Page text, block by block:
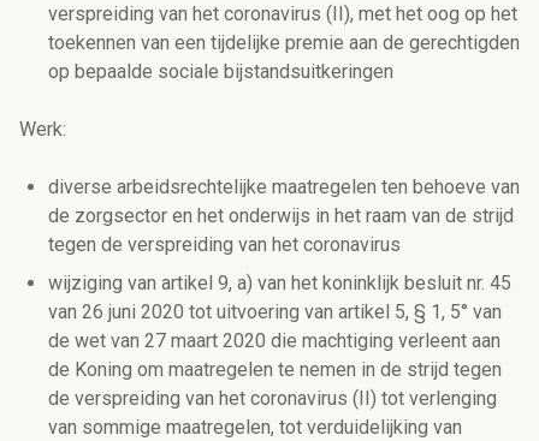
verspreiding van het coronavirus (II), met het oog op het
toekennen van een tijdelijke premie aan de gerechtigden
op bepaalde sociale bijstandsuitkeringen
Werk:
diverse arbeidsrechtelijke maatregelen ten behoeve van
de zorgsector en het onderwijs in het raam van de strijd
tegen de verspreiding van het coronavirus
wijziging van artikel 9, a) van het koninklijk besluit nr. 45
van 26 juni 2020 tot uitvoering van artikel 5, § 1, 5° van
de wet van 27 maart 2020 die machtiging verleent aan
de Koning om maatregelen te nemen in de strijd tegen
de verspreiding van het coronavirus (II) tot verlenging
van sommige maatregelen, tot verduidelijking van